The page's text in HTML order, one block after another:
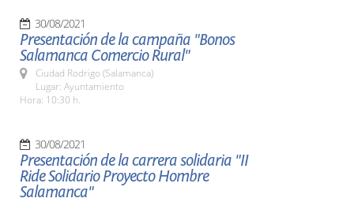
30/08/2021
Presentación de la campaña "Bonos
Salamanca Comercio Rural"
Ciudad Rodrigo (Salamanca)
Lugar: Ayuntamiento
Hora: 10:30 h.
30/08/2021
Presentación de la carrera solidaria "II
Ride Solidario Proyecto Hombre
Salamanca"